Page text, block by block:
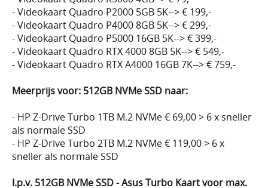
- Videokaart Quadro P2000 5GB 5K--> € 199,-
- Videokaart Quadro P4000 8GB 5K--> € 299,-
- Videokaart Quadro P5000 16GB 5K--> € 399,-
- Videokaart Quadro RTX 4000 8GB 5K--> € 549,-
- Videokaart Quadro RTX A4000 16GB 7K--> € 759,-
Meerprijs voor: 512GB NVMe SSD naar:
- HP Z-Drive Turbo 1TB M.2 NVMe € 69,00 > 6 x sneller
als normale SSD
- HP Z-Drive Turbo 2TB M.2 NVMe € 119,00 > 6 x
sneller als normale SSD
I.p.v. 512GB NVMe SSD - Asus Turbo Kaart voor max.